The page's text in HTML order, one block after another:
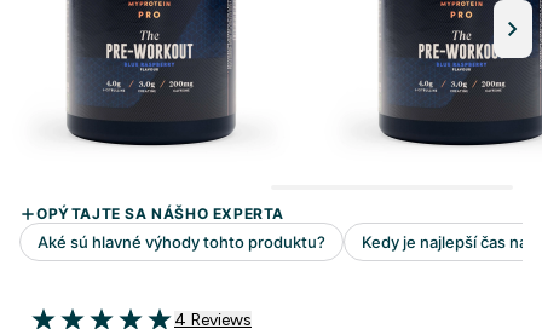
4 customer reviews
4 Reviews